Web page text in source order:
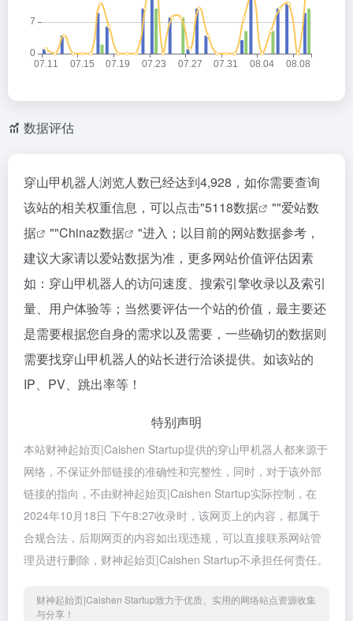
数据评估
穿山甲机器人浏览人数已经达到4,928，如你需要查询
该站的相关权重信息，可以点击"5118数据 ""爱站数
据
""Chinaz数据
"进入；以目前的网站数据参考，
建议大家请以爱站数据为准，更多网站价值评估因素
如：穿山甲机器人的访问速度、搜索引擎收录以及索引
量、用户体验等；当然要评估一个站的价值，最主要还
是需要根据您自身的需求以及需要，一些确切的数据则
需要找穿山甲机器人的站长进行洽谈提供。如该站的
IP、PV、跳出率等！
特别声明
本站财神起始页|Caishen Startup提供的穿山甲机器人都来源于
网络，不保证外部链接的准确性和完整性，同时，对于该外部
链接的指向，不由财神起始页|Caishen Startup实际控制，在
2024年10月18日 下午8:27收录时，该网页上的内容，都属于
合规合法，后期网页的内容如出现违规，可以直接联系网站管
理员进行删除，财神起始页|Caishen Startup不承担任何责任。
财神起始页|Caishen Startup致力于优质、实用的网络站点资源收集
与分享！